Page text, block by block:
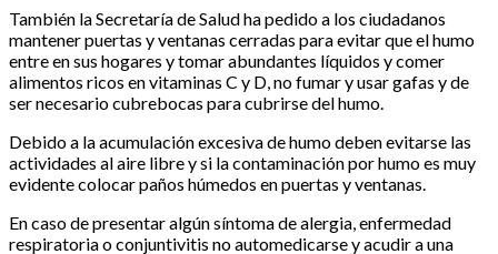
También la Secretaría de Salud ha pedido a los ciudadanos
mantener puertas y ventanas cerradas para evitar que el humo
entre en sus hogares y tomar abundantes líquidos y comer
alimentos ricos en vitaminas C y D, no fumar y usar gafas y de
ser necesario cubrebocas para cubrirse del humo.
Debido a la acumulación excesiva de humo deben evitarse las
actividades al aire libre y si la contaminación por humo es muy
evidente colocar paños húmedos en puertas y ventanas.
En caso de presentar algún síntoma de alergia, enfermedad
respiratoria o conjuntivitis no automedicarse y acudir a una